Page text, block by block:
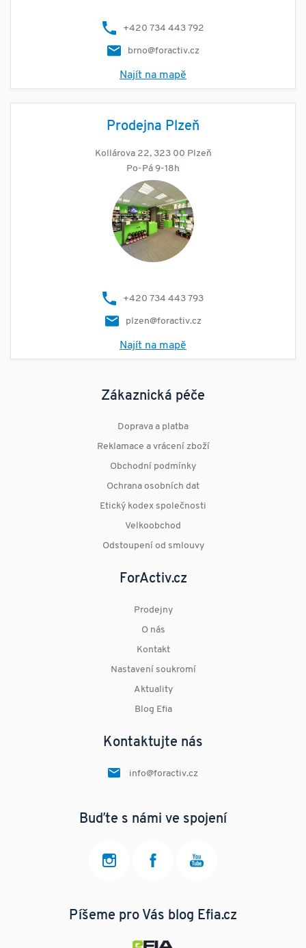
+420 734 443 792
brno@foractiv.cz
Najít na mapě
Prodejna Plzeň
Kollárova 22, 323 00 Plzeň
Po-Pá 9-18h
+420 734 443 793
plzen@foractiv.cz
Najít na mapě
Zákaznická péče
Doprava a platba
Reklamace a vrácení zboží
Obchodní podmínky
Ochrana osobních dat
Etický kodex společnosti
Velkoobchod
Odstoupení od smlouvy
ForActiv.cz
Prodejny
O nás
Kontakt
Nastavení soukromí
Aktuality
Blog Efia
Kontaktujte nás
info@foractiv.cz
Buďte s námi ve spojení
Píšeme pro Vás blog Efia.cz